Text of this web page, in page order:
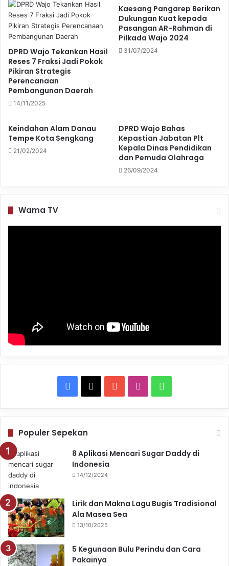
DPRD Wajo Tekankan Hasil
Reses 7 Fraksi Jadi Pokok
Pikiran Strategis
Perencanaan
Pembangunan Daerah
14/11/2025
Kaesang Pangarep Berikan
Dukungan Kuat kepada
Pasangan AR-Rahman di
Pilkada Wajo 2024
31/07/2024
Keindahan Alam Danau
Tempe Kota Sengkang
21/02/2024
DPRD Wajo Bahas
Kepastian Jabatan Plt
Kepala Dinas Pendidikan
dan Pemuda Olahraga
26/09/2024
Wama TV
Facebook
X YouTubeInstagram
Populer Sepekan
8 Aplikasi Mencari Sugar Daddy di
Indonesia
14/12/2024
Lirik dan Makna Lagu Bugis Tradisional
Ala Masea Sea
13/10/2025
5 Kegunaan Bulu Perindu dan Cara
Pakainya